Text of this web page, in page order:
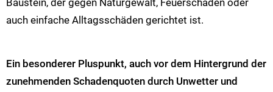
auch einfache Alltagsschäden gerichtet ist.
Ein besonderer Pluspunkt, auch vor dem Hintergrund der
zunehmenden Schadenquoten durch Unwetter und